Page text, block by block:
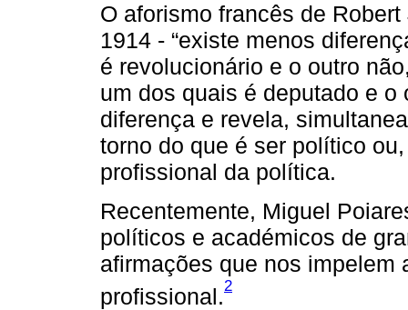
O aforismo francês de
1914 - “existe menos
é revolucionário e o outro
um dos quais é deputado e o
diferença e revela,
torno do que é ser político
profissional da política.
Recentemente, Miguel
políticos e académicos de
afirmações que nos impelem
profissional.2